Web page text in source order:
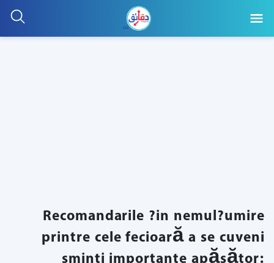
Recomandarile ?in nemul?umire
printre cele fecioară a se cuveni
sminti importante apăsător: